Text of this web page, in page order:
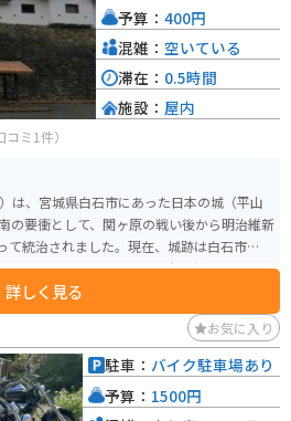
コミ1件）
は、宮城県白石市にあった日本の城（平山
の要衝として、関ヶ原の戦い後から明治維新
統治されました。現在、城跡は白石市指定
あります。公園には約400本の桜があり、4
家屋敷と共に、地域の文化遺産となってい
町の雰囲気を感じることができます。また、
を一望でき、四季折々の美しい景色を楽し
前までとなっています。ただし、12月28
詳しく見る
予算： 400円
混雑： 空いている
滞在： 0.5時間
施設： 屋内
お気に入り
駐車： バイク駐車場あり
予算： 1500円